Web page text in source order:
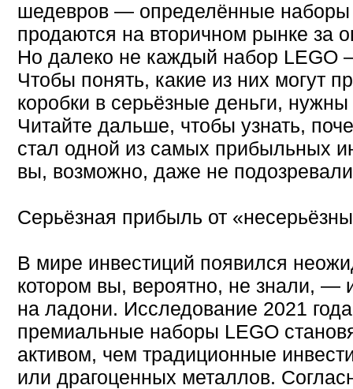
шедевров — определённые наборы
продаются на вторичном рынке
Но далеко не каждый набор LEGO
Чтобы понять, какие из них могут
коробки в серьёзные деньги,
Читайте дальше, чтобы узнать,
стал одной из самых прибыльных
вы, возможно, даже не
Серьёзная прибыль от
В мире инвестиций появился
котором вы, вероятно, не знали, —
на ладони. Исследование 2021
премиальные наборы LEGO
активом, чем традиционные
или драгоценных металлов.